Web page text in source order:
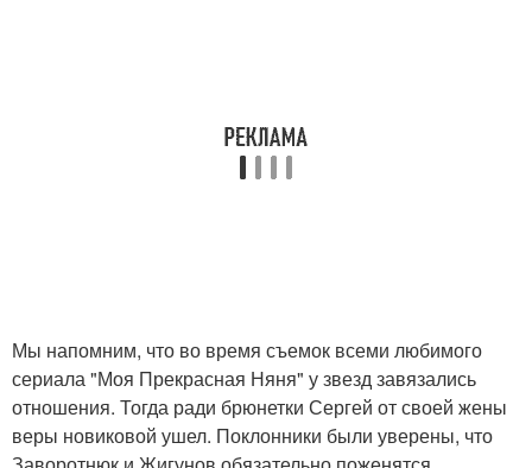
Мы напомним, что во время съемок всеми любимого
сериала "Моя Прекрасная Няня" у звезд завязались
отношения. Тогда ради брюнетки Сергей от своей жены
веры новиковой ушел. Поклонники были уверены, что